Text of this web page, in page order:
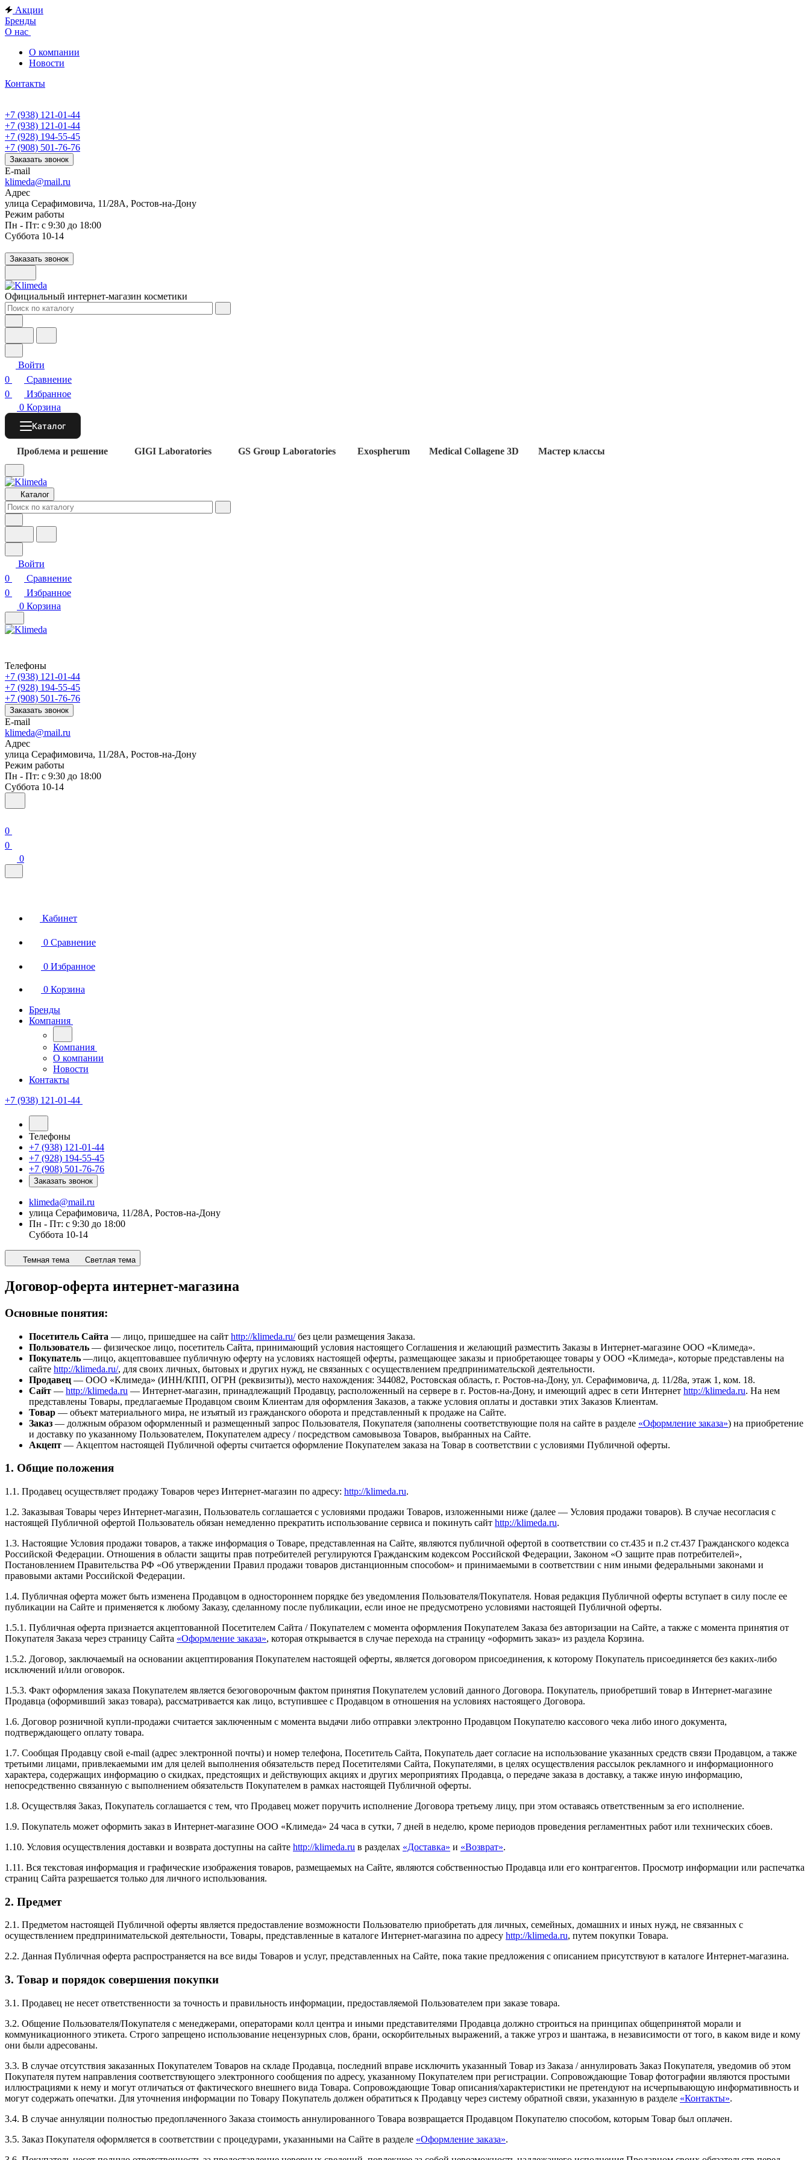
Акции
Бренды
О нас
О компании
Новости
Контакты
+7 (938) 121-01-44
+7 (938) 121-01-44
+7 (928) 194-55-45
+7 (908) 501-76-76
Заказать звонок
E-mail
klimeda@mail.ru
Адрес
улица Серафимовича, 11/28А, Ростов-на-Дону
Режим работы
Пн - Пт: с 9:30 до 18:00
Суббота 10-14
Заказать звонок
Официальный интернет-магазин косметики
Войти
0
Сравнение
0
Избранное
0 Корзина
Каталог
Проблема и решение GIGI Laboratories GS Group Laboratories Exospherum Medical Collagene 3D Мастер классы
Каталог
Войти
0
Сравнение
0
Избранное
0 Корзина
Телефоны
+7 (938) 121-01-44
+7 (928) 194-55-45
+7 (908) 501-76-76
Заказать звонок
E-mail
klimeda@mail.ru
Адрес
улица Серафимовича, 11/28А, Ростов-на-Дону
Режим работы
Пн - Пт: с 9:30 до 18:00
Суббота 10-14
0
0
0
Кабинет
0 Сравнение
0 Избранное
0 Корзина
Бренды
Компания
Компания
О компании
Новости
Контакты
+7 (938) 121-01-44
Телефоны
+7 (938) 121-01-44
+7 (928) 194-55-45
+7 (908) 501-76-76
Заказать звонок
klimeda@mail.ru
улица Серафимовича, 11/28А, Ростов-на-Дону
Пн - Пт: с 9:30 до 18:00
Суббота 10-14
Темная тема Светлая тема
Договор-оферта интернет-магазина
Основные понятия:
Посетитель Сайта — лицо, пришедшее на сайт http://klimeda.ru/без цели размещения Заказа.
Пользователь — физическое лицо, посетитель Сайта, принимающий условия настоящего Соглашения и желающий разместить Заказы в Интернет-магазине ООО «Климеда».
Покупатель —лицо, акцептовавшее публичную оферту на условиях настоящей оферты, размещающее заказы и приобретающее товары у ООО «Климеда», которые представлены на
сайте http://klimeda.ru/, для своих личных, бытовых и других нужд, не связанных с осуществлением предпринимательской деятельности.
Продавец — ООО «Климеда» (ИНН/КПП, ОГРН (реквизиты)), место нахождения: 344082, Ростовская область, г. Ростов-на-Дону, ул. Серафимовича, д. 11/28а, этаж 1, ком. 18.
Сайт — http://klimeda.ru — Интернет-магазин, принадлежащий Продавцу, расположенный на сервере в г. Ростов-на-Дону, и имеющий адрес в сети Интернет http://klimeda.ru. На нем
представлены Товары, предлагаемые Продавцом своим Клиентам для оформления Заказов, а также условия оплаты и доставки этих Заказов Клиентам.
Товар — объект материального мира, не изъятый из гражданского оборота и представленный к продаже на Сайте.
Заказ — должным образом оформленный и размещенный запрос Пользователя, Покупателя (заполнены соответствующие поля на сайте в разделе «Оформление заказа») на приобретение
и доставку по указанному Пользователем, Покупателем адресу / посредством самовывоза Товаров, выбранных на Сайте.
Акцепт — Акцептом настоящей Публичной оферты считается оформление Покупателем заказа на Товар в соответствии с условиями Публичной оферты.
1. Общие положения
1.1. Продавец осуществляет продажу Товаров через Интернет-магазин по адресу: http://klimeda.ru.
1.2. Заказывая Товары через Интернет-магазин, Пользователь соглашается с условиями продажи Товаров, изложенными ниже (далее — Условия продажи товаров). В случае несогласия с
настоящей Публичной офертой Пользователь обязан немедленно прекратить использование сервиса и покинуть сайт http://klimeda.ru.
1.3. Настоящие Условия продажи товаров, а также информация о Товаре, представленная на Сайте, являются публичной офертой в соответствии со ст.435 и п.2 ст.437 Гражданского кодекса
Российской Федерации. Отношения в области защиты прав потребителей регулируются Гражданским кодексом Российской Федерации, Законом «О защите прав потребителей»,
Постановлением Правительства РФ «Об утверждении Правил продажи товаров дистанционным способом» и принимаемыми в соответствии с ним иными федеральными законами и
правовыми актами Российской Федерации.
1.4. Публичная оферта может быть изменена Продавцом в одностороннем порядке без уведомления Пользователя/Покупателя. Новая редакция Публичной оферты вступает в силу после ее
публикации на Сайте и применяется к любому Заказу, сделанному после публикации, если иное не предусмотрено условиями настоящей Публичной оферты.
1.5.1. Публичная оферта признается акцептованной Посетителем Сайта / Покупателем с момента оформления Покупателем Заказа без авторизации на Сайте, а также с момента принятия от
Покупателя Заказа через страницу Сайта «Оформление заказа», которая открывается в случае перехода на страницу «оформить заказ» из раздела Корзина.
1.5.2. Договор, заключаемый на основании акцептирования Покупателем настоящей оферты, является договором присоединения, к которому Покупатель присоединяется без каких-либо
исключений и/или оговорок.
1.5.3. Факт оформления заказа Покупателем является безоговорочным фактом принятия Покупателем условий данного Договора. Покупатель, приобретший товар в Интернет-магазине
Продавца (оформивший заказ товара), рассматривается как лицо, вступившее с Продавцом в отношения на условиях настоящего Договора.
1.6. Договор розничной купли-продажи считается заключенным с момента выдачи либо отправки электронно Продавцом Покупателю кассового чека либо иного документа,
подтверждающего оплату товара.
1.7. Сообщая Продавцу свой e-mail (адрес электронной почты) и номер телефона, Посетитель Сайта, Покупатель дает согласие на использование указанных средств связи Продавцом, а также
третьими лицами, привлекаемыми им для целей выполнения обязательств перед Посетителями Сайта, Покупателями, в целях осуществления рассылок рекламного и информационного
характера, содержащих информацию о скидках, предстоящих и действующих акциях и других мероприятиях Продавца, о передаче заказа в доставку, а также иную информацию,
непосредственно связанную с выполнением обязательств Покупателем в рамках настоящей Публичной оферты.
1.8. Осуществляя Заказ, Покупатель соглашается с тем, что Продавец может поручить исполнение Договора третьему лицу, при этом оставаясь ответственным за его исполнение.
1.9. Покупатель может оформить заказ в Интернет-магазине ООО «Климеда» 24 часа в сутки, 7 дней в неделю, кроме периодов проведения регламентных работ или технических сбоев.
1.10. Условия осуществления доставки и возврата доступны на сайте http://klimeda.ru в разделах «Доставка» и «Возврат».
1.11. Вся текстовая информация и графические изображения товаров, размещаемых на Сайте, являются собственностью Продавца или его контрагентов. Просмотр информации или распечатка
страниц Сайта разрешается только для личного использования.
2. Предмет
2.1. Предметом настоящей Публичной оферты является предоставление возможности Пользователю приобретать для личных, семейных, домашних и иных нужд, не связанных с
осуществлением предпринимательской деятельности, Товары, представленные в каталоге Интернет-магазина по адресу http://klimeda.ru, путем покупки Товара.
2.2. Данная Публичная оферта распространяется на все виды Товаров и услуг, представленных на Сайте, пока такие предложения с описанием присутствуют в каталоге Интернет-магазина.
3. Товар и порядок совершения покупки
3.1. Продавец не несет ответственности за точность и правильность информации, предоставляемой Пользователем при заказе товара.
3.2. Общение Пользователя/Покупателя с менеджерами, операторами колл центра и иными представителями Продавца должно строиться на принципах общепринятой морали и
коммуникационного этикета. Строго запрещено использование нецензурных слов, брани, оскорбительных выражений, а также угроз и шантажа, в независимости от того, в каком виде и кому
они были адресованы.
3.3. В случае отсутствия заказанных Покупателем Товаров на складе Продавца, последний вправе исключить указанный Товар из Заказа / аннулировать Заказ Покупателя, уведомив об этом
Покупателя путем направления соответствующего электронного сообщения по адресу, указанному Покупателем при регистрации. Сопровождающие Товар фотографии являются простыми
иллюстрациями к нему и могут отличаться от фактического внешнего вида Товара. Сопровождающие Товар описания/характеристики не претендуют на исчерпывающую информативность и
могут содержать опечатки. Для уточнения информации по Товару Покупатель должен обратиться к Продавцу через систему обратной связи, указанную в разделе «Контакты».
3.4. В случае аннуляции полностью предоплаченного Заказа стоимость аннулированного Товара возвращается Продавцом Покупателю способом, которым Товар был оплачен.
3.5. Заказ Покупателя оформляется в соответствии с процедурами, указанными на Сайте в разделе «Оформление заказа».